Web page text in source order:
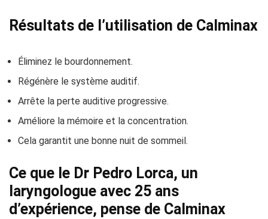
Résultats de l’utilisation de Calminax
Éliminez le bourdonnement.
Régénère le système auditif.
Arrête la perte auditive progressive.
Améliore la mémoire et la concentration.
Cela garantit une bonne nuit de sommeil.
Ce que le Dr Pedro Lorca, un
laryngologue avec 25 ans
d’expérience, pense de Calminax